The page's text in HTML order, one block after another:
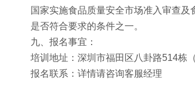
国家实施食品质量安全市场准入审查
是否符合要求的条件之一。
九、报名事宜：
培训地址：深圳市福田区八卦路514栋
报名联系：详情请咨询客服经理